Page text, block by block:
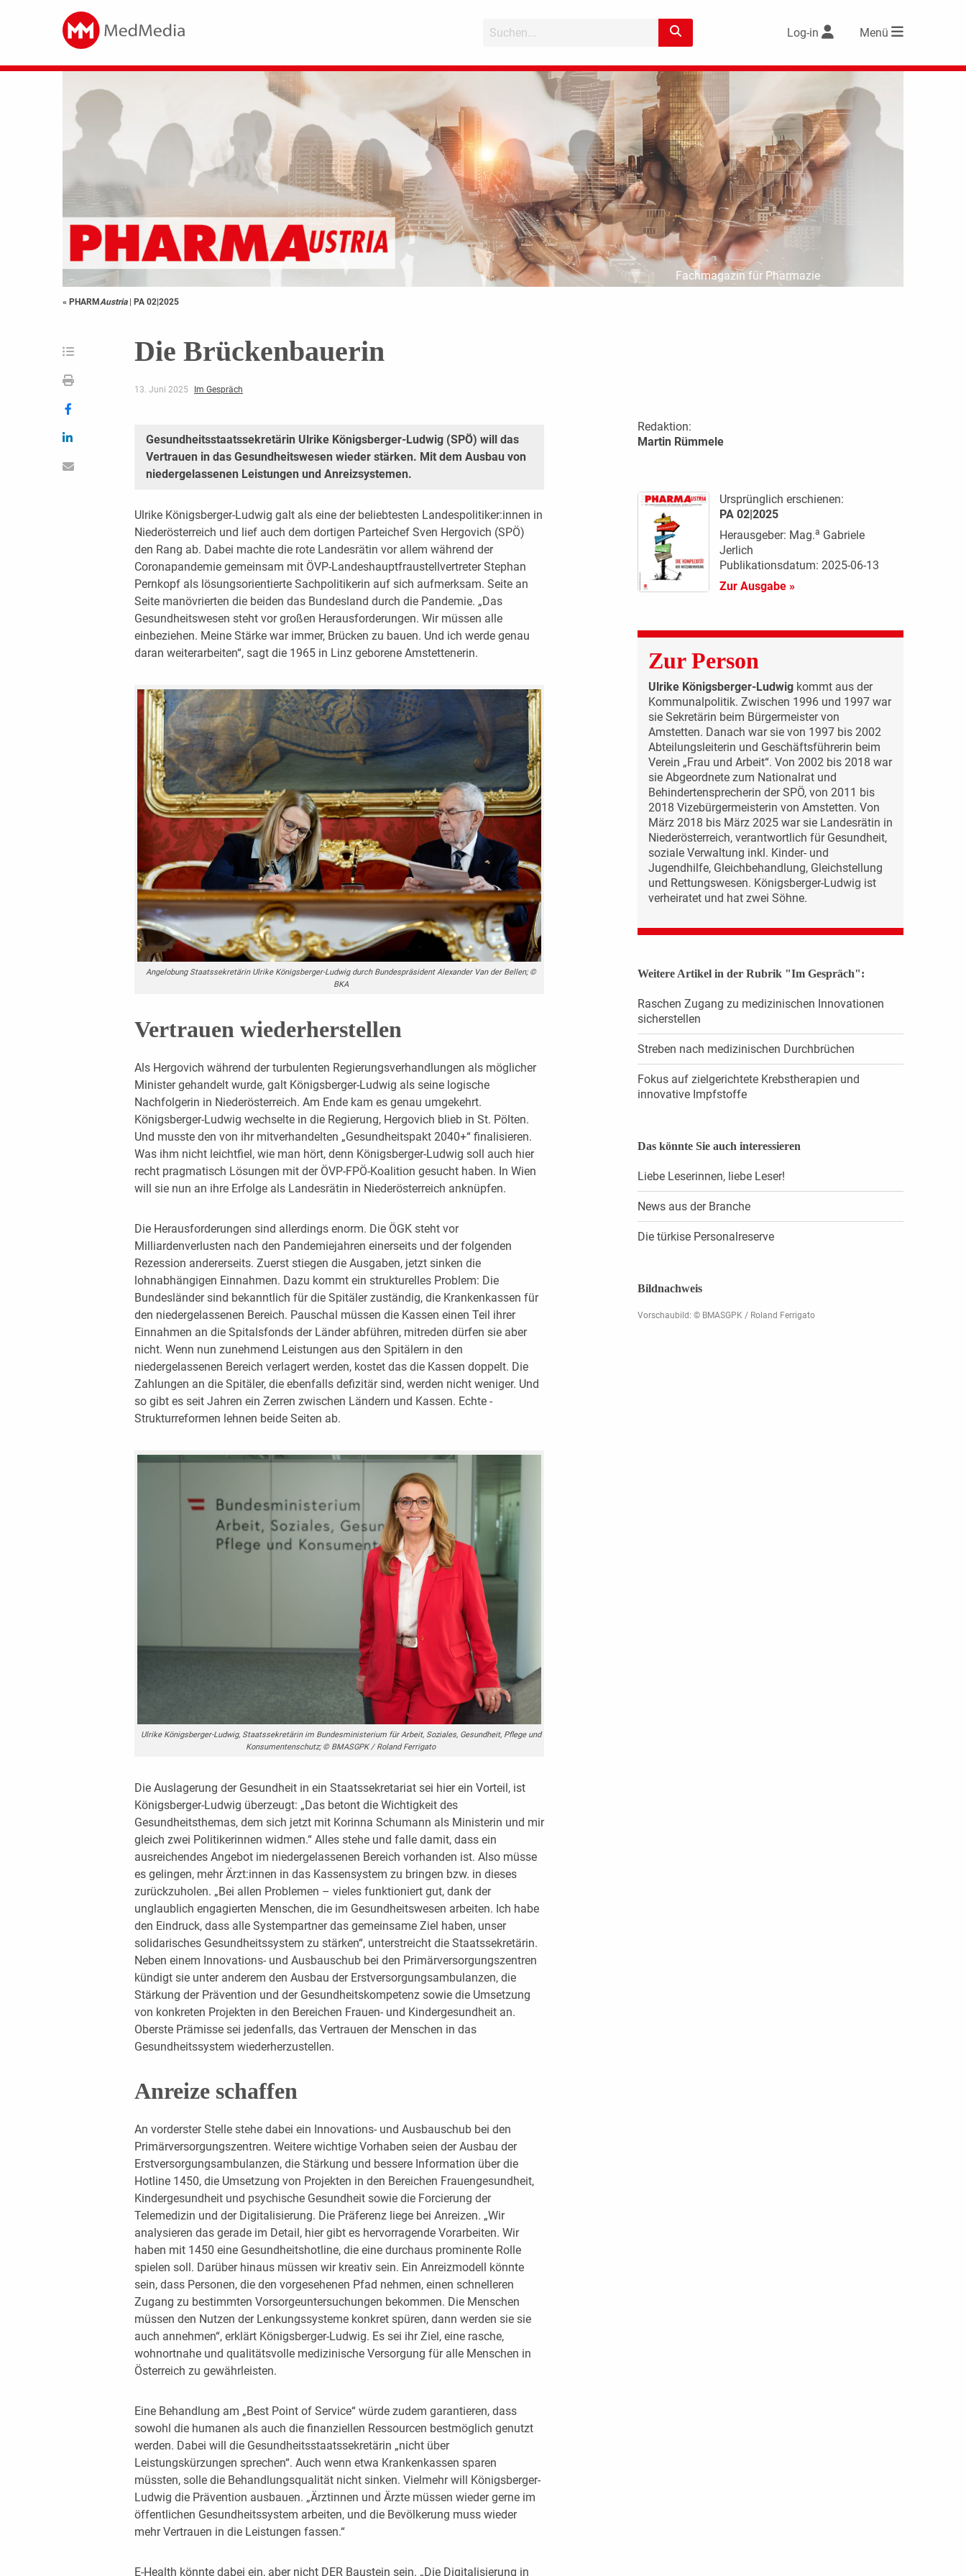
Log-in Menü
Fachmagazin für Pharmazie
« PHARMAustria | PA 02|2025
Die Brückenbauerin
13. Juni 2025 Im Gespräch
Gesundheitsstaatssekretärin Ulrike Königsberger-Ludwig (SPÖ) will das
Vertrauen in das Gesundheitswesen wieder stärken. Mit dem Ausbau von
niedergelassenen Leistungen und Anreizsystemen.
Ulrike Königsberger-Ludwig galt als eine der beliebtesten Landespolitiker:innen in
Niederösterreich und lief auch dem dortigen Parteichef Sven Hergovich (SPÖ)
den Rang ab. Dabei machte die rote Landesrätin vor allem während der
Coronapandemie gemeinsam mit ÖVP-Landeshauptfraustellvertreter Stephan
Pernkopf als lösungsorientierte Sachpolitikerin auf sich aufmerksam. Seite an
Seite manövrierten die beiden das Bundesland durch die Pandemie. „Das
Gesundheitswesen steht vor großen Herausforderungen. Wir müssen alle
einbeziehen. Meine Stärke war immer, Brücken zu bauen. Und ich werde genau
daran weiterarbeiten“, sagt die 1965 in Linz geborene Amstettenerin.
Angelobung Staatssekretärin Ulrike Königsberger-Ludwig durch Bundespräsident Alexander Van der Bellen; ©
BKA
Vertrauen wiederherstellen
Als Hergovich während der turbulenten Regierungsverhandlungen als möglicher
Minister gehandelt wurde, galt Königsberger-Ludwig als seine logische
Nachfolgerin in Niederösterreich. Am Ende kam es genau umgekehrt.
Königsberger-Ludwig wechselte in die Regierung, Hergovich blieb in St. Pölten.
Und musste den von ihr mitverhandelten „Gesundheitspakt 2040+“ finalisieren.
Was ihm nicht leichtfiel, wie man hört, denn Königsberger-Ludwig soll auch hier
recht pragmatisch Lösungen mit der ÖVP-FPÖ-Koalition gesucht haben. In Wien
will sie nun an ihre Erfolge als Landesrätin in Niederösterreich anknüpfen.
Die Herausforderungen sind allerdings enorm. Die ÖGK steht vor
Milliardenverlusten nach den Pandemiejahren einerseits und der folgenden
Rezession andererseits. Zuerst stiegen die Ausgaben, jetzt sinken die
lohnabhängigen Einnahmen. Dazu kommt ein strukturelles Problem: Die
Bundesländer sind bekanntlich für die Spitäler zuständig, die Krankenkassen für
den niedergelassenen Bereich. Pauschal müssen die Kassen einen Teil ihrer
Einnahmen an die Spitalsfonds der Länder abführen, mitreden dürfen sie aber
nicht. Wenn nun zunehmend Leistungen aus den Spitälern in den
niedergelassenen Bereich verlagert werden, kostet das die ­Kassen doppelt. Die
Zahlungen an die ­Spitäler, die ebenfalls defizitär sind, werden nicht weniger. Und
so gibt es seit Jahren ein Zerren zwischen Ländern und Kassen. Echte ­
Strukturreformen lehnen beide Seiten ab.
Ulrike Königsberger-Ludwig, Staatssekretärin im Bundesministerium für Arbeit, Soziales, Gesundheit, Pflege und
Konsumentenschutz; © BMASGPK / Roland Ferrigato
Die Auslagerung der Gesundheit in ein Staatssekretariat sei hier ein Vorteil, ist
Königsberger-Ludwig überzeugt: „Das betont die Wichtigkeit des
Gesundheitsthemas, dem sich jetzt mit Korinna Schumann als Ministerin und mir
gleich zwei Politikerinnen widmen.“ Alles stehe und falle damit, dass ein
ausreichendes Angebot im niedergelassenen Bereich vorhanden ist. Also müsse
es gelingen, mehr Ärzt:innen in das Kassensystem zu bringen bzw. in dieses
zurückzuholen. „Bei allen Problemen – vieles funktioniert gut, dank der
unglaublich engagierten Menschen, die im Gesundheitswesen arbeiten. Ich habe
den Eindruck, dass alle Systempartner das gemeinsame Ziel haben, unser
solidarisches Gesundheitssystem zu stärken“, unterstreicht die Staatssekretärin.
Neben einem Innovations- und Ausbauschub bei den Primärversorgungszentren
kündigt sie unter anderem den Ausbau der Erstversorgungsambulanzen, die
Stärkung der Prävention und der Gesundheitskompetenz sowie die Umsetzung
von konkreten Projekten in den Bereichen Frauen- und Kindergesundheit an.
Oberste Prämisse sei jedenfalls, das Vertrauen der Menschen in das
Gesundheitssystem wiederherzustellen.
Anreize schaffen
An vorderster Stelle stehe dabei ein Innovations- und Ausbauschub bei den
Primärversorgungszentren. Weitere wichtige Vorhaben seien der Ausbau der
Erstversorgungsambulanzen, die Stärkung und bessere Information über die
Hotline 1450, die Umsetzung von Projekten in den Bereichen Frauengesundheit,
Kindergesundheit und psychische Gesundheit sowie die Forcierung der
Telemedizin und der Digitalisierung. Die Präferenz liege bei Anreizen. „Wir
analysieren das gerade im Detail, hier gibt es hervorragende Vorarbeiten. Wir
haben mit 1450 eine Gesundheitshotline, die eine durchaus prominente Rolle
spielen soll. Darüber hinaus müssen wir kreativ sein. Ein Anreizmodell könnte
sein, dass Personen, die den vorgesehenen Pfad nehmen, einen schnelleren
Zugang zu bestimmten Vorsorgeuntersuchungen bekommen. Die Menschen
müssen den Nutzen der Lenkungssysteme konkret spüren, dann werden sie sie
auch annehmen“, erklärt Königsberger-Ludwig. Es sei ihr Ziel, eine rasche,
wohnortnahe und qualitätsvolle medizinische Versorgung für alle Menschen in
Österreich zu gewährleisten.
Eine Behandlung am „Best Point of Service“ würde zudem garantieren, dass
sowohl die humanen als auch die finanziellen Ressourcen bestmöglich genutzt
werden. Dabei will die Gesundheitsstaatssekretärin „nicht über
Leistungskürzungen sprechen“. Auch wenn etwa Krankenkassen sparen
müssten, solle die Behandlungsqualität nicht sinken. Vielmehr will Königsberger-
Ludwig die Prävention ausbauen. „Ärztinnen und Ärzte müssen wieder gerne im
öffentlichen Gesund­heitssystem arbeiten, und die Bevölkerung muss wieder
mehr Vertrauen in die Leistungen fassen.“
E-Health könnte dabei ein, aber nicht DER Baustein sein. „Die Digitalisierung in
Redaktion:
Martin Rümmele
Ursprünglich erschienen:
PA 02|2025
Herausgeber: Mag.a Gabriele
Jerlich
Publikationsdatum: 2025-06-13
Zur Ausgabe »
Zur Person
Ulrike Königsberger-Ludwigkommt aus der
Kommunalpolitik. Zwischen 1996 und 1997 war
sie Sekretärin beim Bürgermeister von
Amstetten. Danach war sie von 1997 bis 2002
Abteilungsleiterin und Geschäftsführerin beim
Verein „Frau und Arbeit“. Von 2002 bis 2018 war
sie Abgeordnete zum Nationalrat und
Behindertensprecherin der SPÖ, von 2011 bis
2018 Vizebürgermeisterin von Amstetten. Von
März 2018 bis März 2025 war sie Landesrätin in
Niederösterreich, verantwortlich für Gesundheit,
soziale Verwaltung inkl. Kinder- und
Jugendhilfe, Gleichbehandlung, Gleichstellung
und Rettungswesen. Königsberger-Ludwig ist
verheiratet und hat zwei Söhne.
Weitere Artikel in der Rubrik "Im Gespräch":
Raschen Zugang zu medizinischen ­Innovationen
sicherstellen
Streben nach medizinischen ­Durchbrüchen
Fokus auf zielgerichtete Krebstherapien und
innovative Impfstoffe
Das könnte Sie auch interessieren
Liebe Leserinnen, ­liebe Leser!
News aus der Branche
Die türkise Personalreserve
Bildnachweis
Vorschaubild: © BMASGPK / Roland Ferrigato